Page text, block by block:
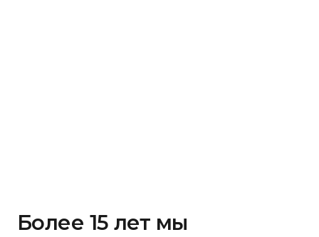
Более 15 лет мы